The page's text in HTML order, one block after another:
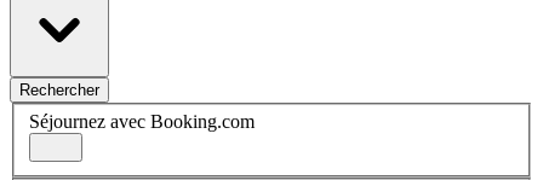
Rechercher
Séjournez avec Booking.com